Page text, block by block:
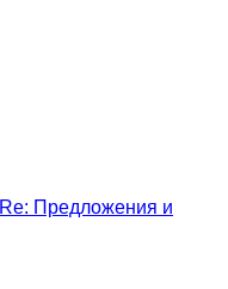
Re: Предложения и